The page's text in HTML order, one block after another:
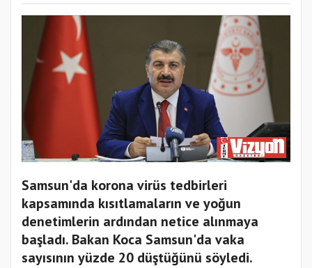
Samsun'da korona virüs tedbirleri
kapsamında kısıtlamaların ve yoğun
denetimlerin ardından netice alınmaya
başladı. Bakan Koca Samsun'da vaka
sayısının yüzde 20 düştüğünü söyledi.